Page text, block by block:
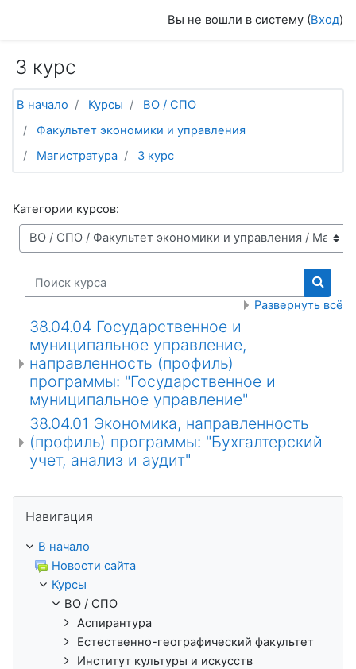
Вы не вошли в систему (Вход)
3 курс
В начало Курсы
ВО / СПО
Факультет экономики и управления
Магистратура
3 курс
Категории курсов:
Поиск курса
Поиск
Развернуть всё
38.04.04 Государственное и
муниципальное управление,
направленность (профиль)
программы: "Государственное и
муниципальное управление"
38.04.01 Экономика, направленность
(профиль) программы: "Бухгалтерский
учет, анализ и аудит"
Навигация
В начало
Новости сайта
Курсы
ВО / СПО
Аспирантура
Естественно-географический факультет
Институт культуры и искусств